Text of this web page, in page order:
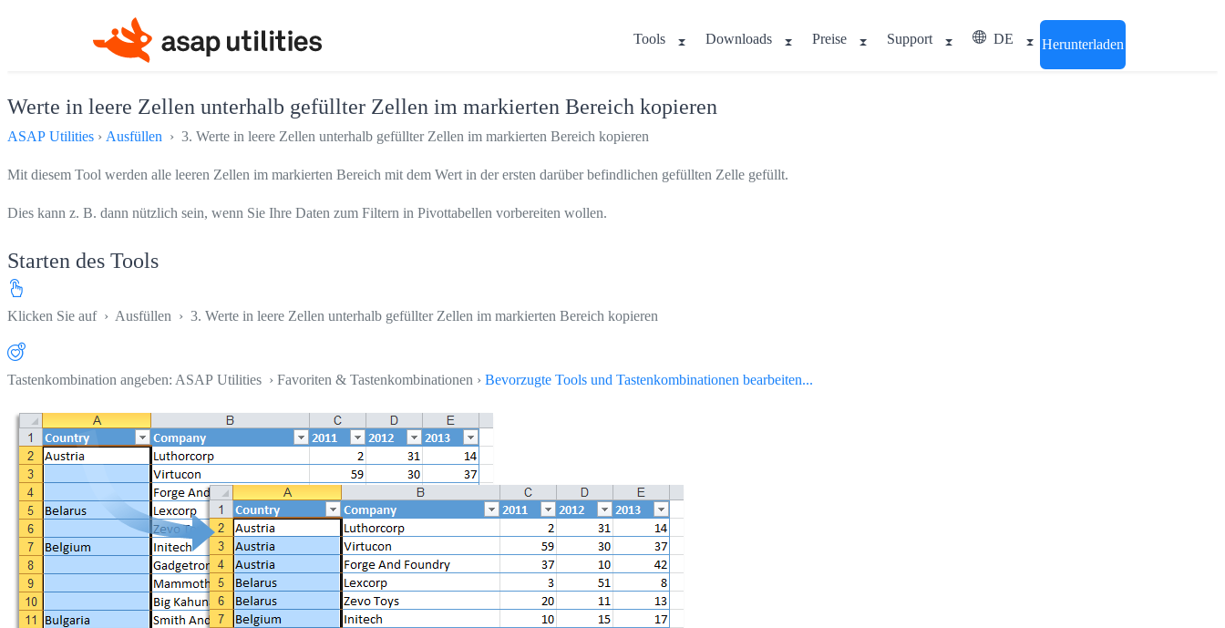
Tools Downloads Preise Support DE Herunterladen
Werte in leere Zellen unterhalb gefüllter Zellen im markierten Bereich kopieren
ASAP Utilities › Ausfüllen › 3. Werte in leere Zellen unterhalb gefüllter Zellen im markierten Bereich kopieren
Mit diesem Tool werden alle leeren Zellen im markierten Bereich mit dem Wert in der ersten darüber befindlichen gefüllten Zelle gefüllt.
Dies kann z. B. dann nützlich sein, wenn Sie Ihre Daten zum Filtern in Pivottabellen vorbereiten wollen.
Starten des Tools
Klicken Sie auf › Ausfüllen › 3. Werte in leere Zellen unterhalb gefüllter Zellen im markierten Bereich kopieren
Tastenkombination angeben: ASAP Utilities › Favoriten & Tastenkombinationen › Bevorzugte Tools und Tastenkombinationen bearbeiten...